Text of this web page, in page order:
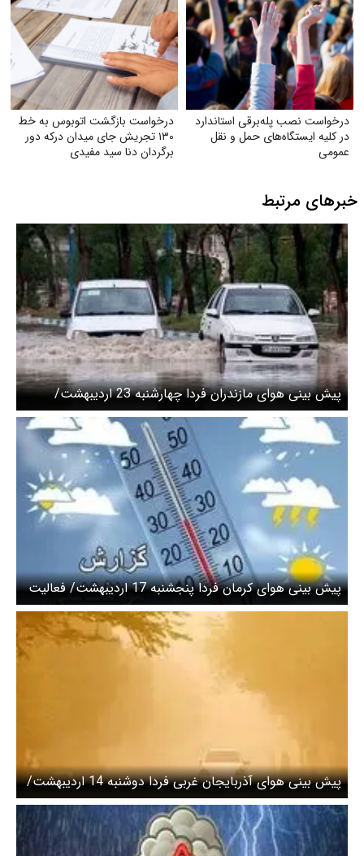
درخواست نصب پله‌برقی استاندارد
در کلیه ایستگاه‌های حمل‌ و نقل
عمومی
درخواست بازگشت اتوبوس به خط
۱۳۰ تجریش جای میدان درکه دور
برگردان دنا سید مفیدی
خبرهای مرتبط
پیش بینی هوای مازندران فردا چهارشنبه 23 اردیبهشت/
احتمال وقوع بارش‌های شدید در استان
پیش بینی هوای کرمان فردا پنجشنبه 17 اردیبهشت/ فعالیت
سامانه ناپایدار جوی در استان
پیش بینی هوای آذربایجان غربی فردا دوشنبه 14 اردیبهشت/
وزش باد شدید در راه است